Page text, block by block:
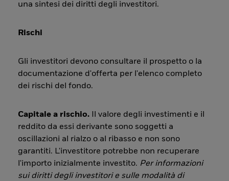
una sintesi dei diritti degli investitori.
Rischi
Gli investitori devono consultare il prospetto o la
documentazione d'offerta per l'elenco completo
dei rischi del fondo.
Capitale a rischio. Il valore degli investimenti e il
reddito da essi derivante sono soggetti a
oscillazioni al rialzo o al ribasso e non sono
garantiti. L'investitore potrebbe non recuperare
l'importo inizialmente investito. Per informazioni
sui diritti degli investitori e sulle modalità di